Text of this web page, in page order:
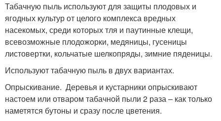
Табачную пыль используют для защиты плодовых и
ягодных культур от целого комплекса вредных
насекомых, среди которых тля и паутинные клещи,
всевозможные плодожорки, медяницы, гусеницы
листовертки, кольчатые шелкопряды, зимние пяденицы.
Используют табачную пыль в двух вариантах.
Опрыскивание. Деревья и кустарники опрыскивают
настоем или отваром табачной пыли 2 раза – как только
наметятся бутоны и сразу после цветения.